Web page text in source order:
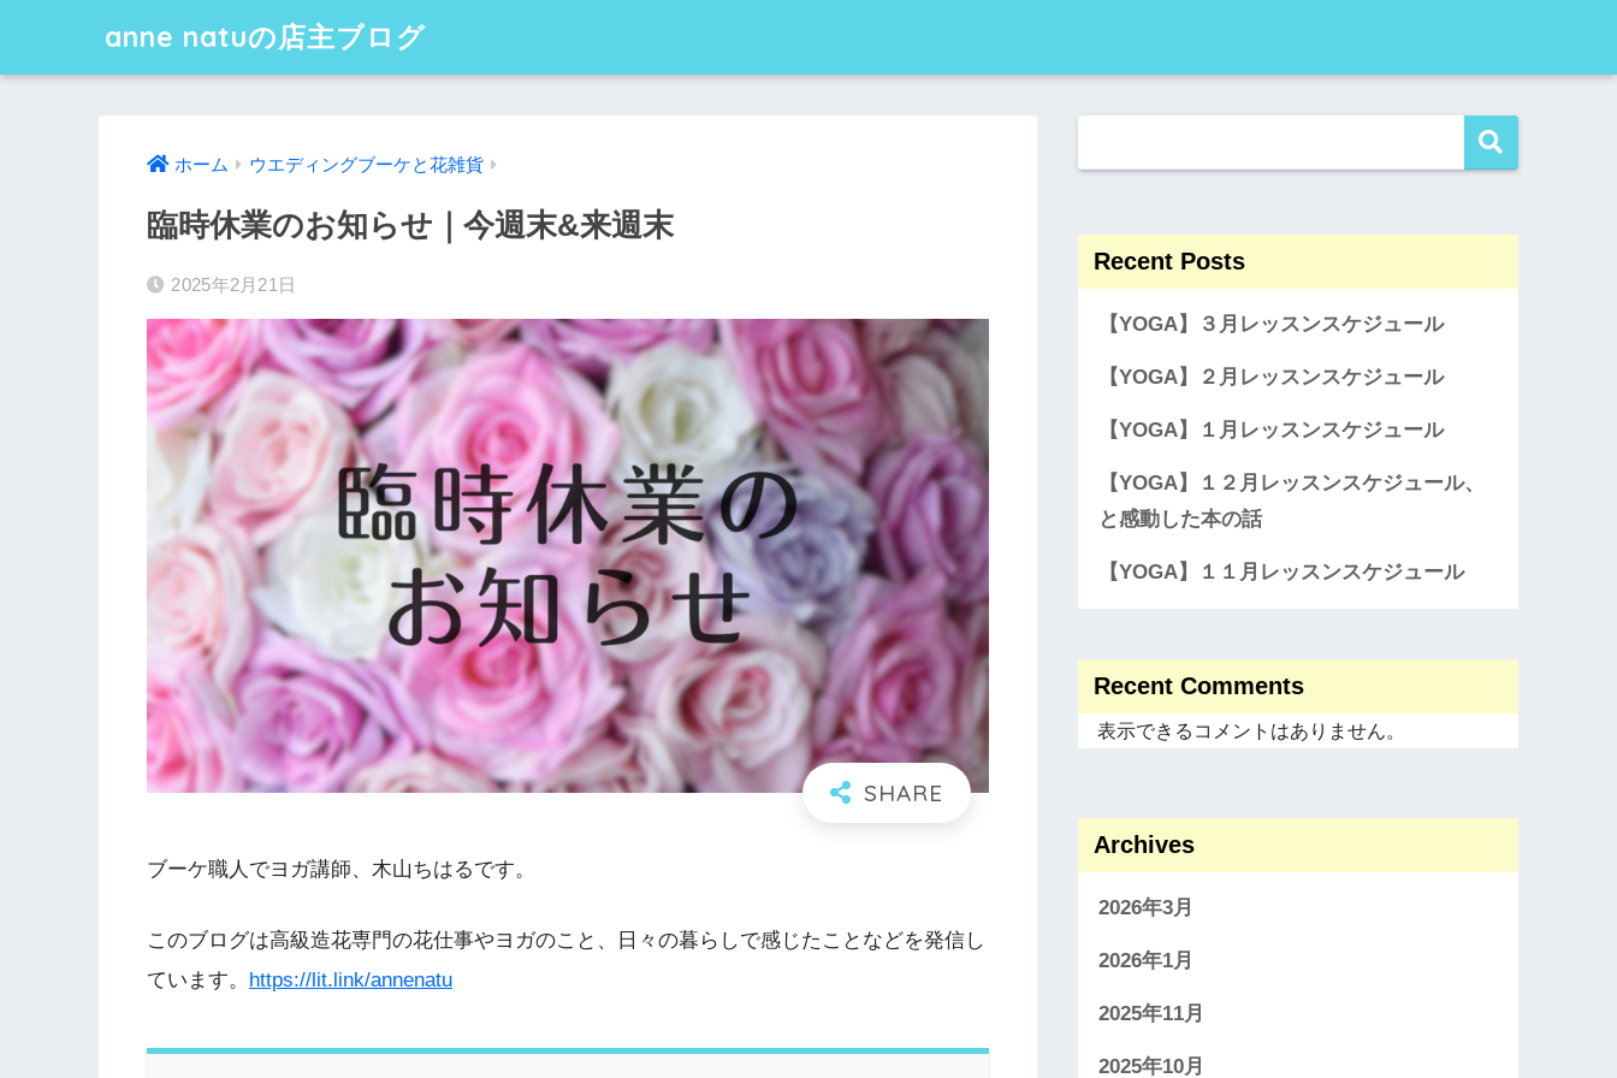
anne natuの店主ブログ
ホーム ウエディングブーケと花雑貨
臨時休業のお知らせ｜今週末&来週末
2025年2月21日
ブーケ職人でヨガ講師、木山ちはるです。
このブログは高級造花専門の花仕事やヨガのこと、日々の暮らしで感じたことなどを発信し
ています。 https://lit.link/annenatu
Recent Posts
【YOGA】３月レッスンスケジュール
【YOGA】２月レッスンスケジュール
【YOGA】１月レッスンスケジュール
【YOGA】１２月レッスンスケジュール、
と感動した本の話
【YOGA】１１月レッスンスケジュール
Recent Comments
表示できるコメントはありません。
Archives
2026年3月
2026年1月
2025年11月
2025年10月